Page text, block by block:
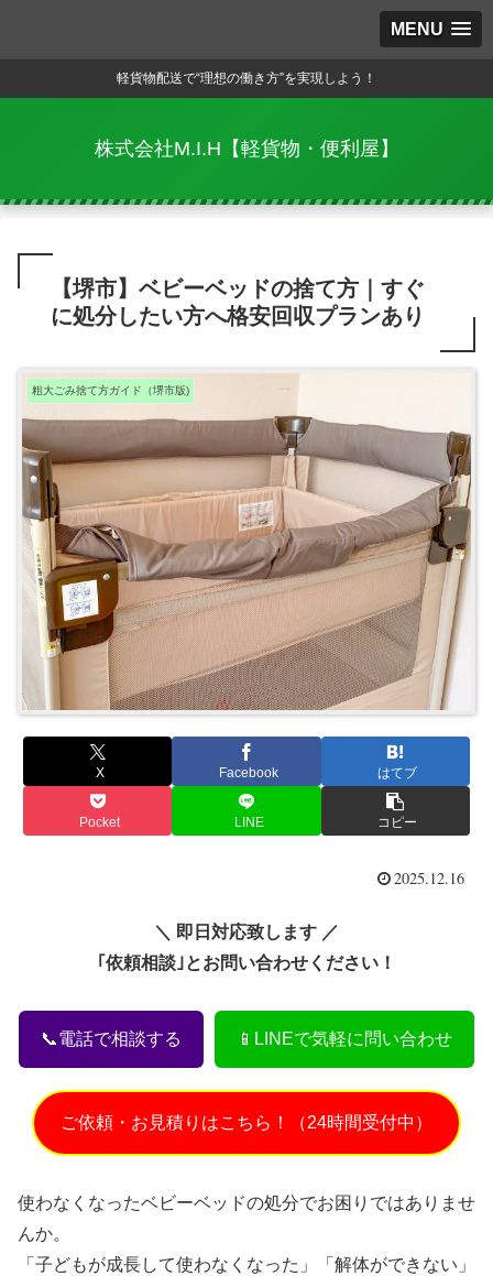
MENU
軽貨物配送で“理想の働き方”を実現しよう！
株式会社M.I.H【軽貨物・便利屋】
【堺市】ベビーベッドの捨て方｜すぐ
に処分したい方へ格安回収プランあり
粗大ごみ捨て方ガイド（堺市版)
X Facebook はてブ
Pocket LINE コピー
2025.12.16
＼ 即日対応致します ／
｢依頼相談｣とお問い合わせください！
📞電話で相談する 📱LINEで気軽に問い合わせ
ご依頼・お見積りはこちら！（24時間受付中）
使わなくなったベビーベッドの処分でお困りではありませ
んか。
「子どもが成長して使わなくなった」「解体ができない」